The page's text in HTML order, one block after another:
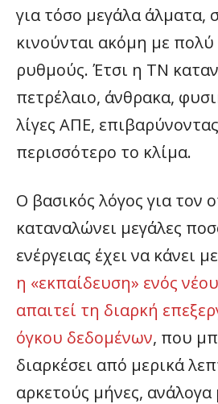
για τόσο μεγάλα άλματα,
κινούνται ακόμη με
ρυθμούς. Έτσι η ΤΝ
πετρέλαιο, άνθρακα,
λίγες ΑΠΕ,
περισσότερο το κλίμα.
Ο βασικός λόγος για τον
καταναλώνει μεγάλες
ενέργειας έχει να κάνει
η «εκπαίδευση» ενός
απαιτεί τη διαρκή
όγκου δεδομένων, που
διαρκέσει από μερικά
αρκετούς μήνες,